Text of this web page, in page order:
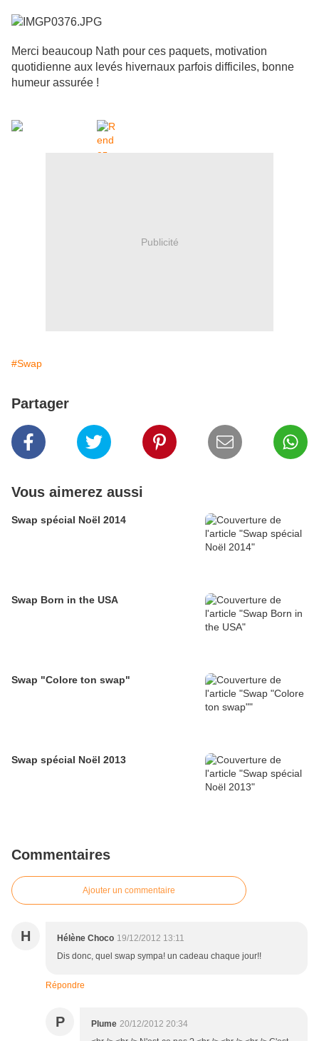
Merci beaucoup Nath pour ces paquets, motivation
quotidienne aux levés hivernaux parfois difficiles, bonne
humeur assurée !
Publicité
#Swap
Partager
Vous aimerez aussi
Swap spécial Noël 2014
Swap Born in the USA
Swap "Colore ton swap"
Swap spécial Noël 2013
Commentaires
Ajouter un commentaire
H Hélène Choco 19/12/2012 13:11
Dis donc, quel swap sympa! un cadeau chaque jour!!
Répondre
P Plume 20/12/2012 20:34